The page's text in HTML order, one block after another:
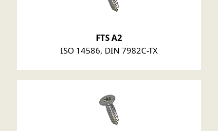
FTS A2
ISO 14586, DIN 7982C-TX